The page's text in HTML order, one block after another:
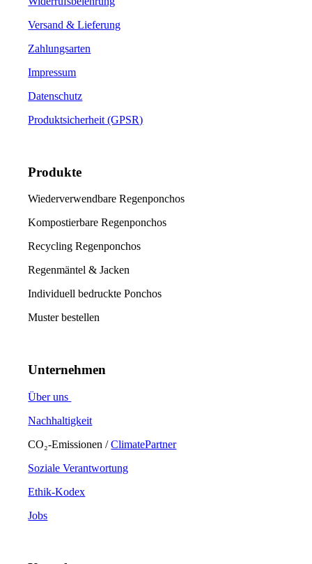
Versand & Lieferung
Zahlungsarten
Impressum
Datenschutz
Produktsicherheit (GPSR)
Produkte
Wiederverwendbare Regenponchos
Kompostierbare Regenponchos
Recycling Regenponchos
Regenmäntel & Jacken
Individuell bedruckte Ponchos
Muster bestellen
Unternehmen
Über uns
Nachhaltigkeit
CO₂-Emissionen /ClimatePartner
Soziale Verantwortung
Ethik-Kodex
Jobs